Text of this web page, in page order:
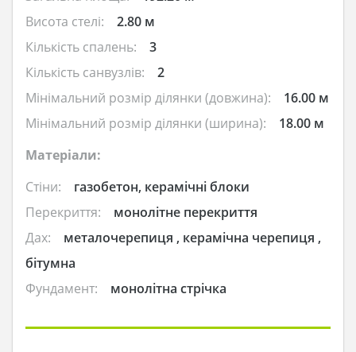
Висота стелі:
2.80 м
Кількість спалень:
3
Кількість санвузлів:
2
Мінімальний розмір ділянки (довжина):
16.00 м
Мінімальний розмір ділянки (ширина):
18.00 м
Матеріали:
Стіни:
газобетон, керамічні блоки
Перекриття:
монолітне перекриття
Дах:
металочерепиця , керамічна черепиця ,
бітумна
Фундамент:
монолітна стрічка